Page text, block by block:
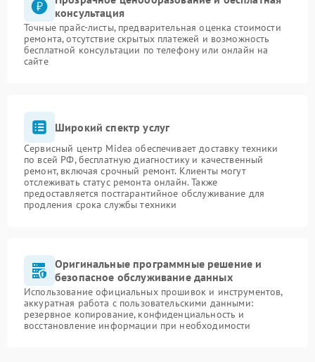
консультация
Точные прайс-листы, предварительная оценка стоимости
ремонта, отсутствие скрытых платежей и возможность
бесплатной консультации по телефону или онлайн на
сайте
Широкий спектр услуг
Сервисный центр Midea обеспечивает доставку техники
по всей РФ, бесплатную диагностику и качественный
ремонт, включая срочный ремонт. Клиенты могут
отслеживать статус ремонта онлайн. Также
предоставляется постгарантийное обслуживание для
продления срока службы техники
Оригинальные программные решение и
безопасное обслуживание данных
Использование официальных прошивок и инструментов,
аккуратная работа с пользовательскими данными:
резервное копирование, конфиденциальность и
восстановление информации при необходимости